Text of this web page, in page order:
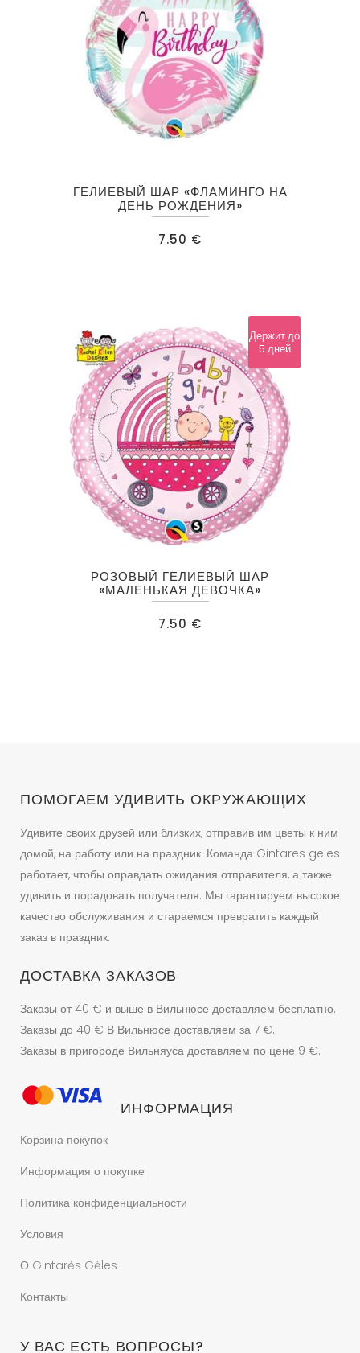
ГЕЛИЕВЫЙ ШАР «ФЛАМИНГО НА
ДЕНЬ РОЖДЕНИЯ»
7.50 €
РОЗОВЫЙ ГЕЛИЕВЫЙ ШАР
«МАЛЕНЬКАЯ ДЕВОЧКА»
7.50 €
Держит до
5 дней
ПОМОГАЕМ УДИВИТЬ ОКРУЖАЮЩИХ
Удивите своих друзей или близких, отправив им цветы к ним
домой, на работу или на праздник! Команда Gintares geles
работает, чтобы оправдать ожидания отправителя, а также
удивить и порадовать получателя. Мы гарантируем высокое
качество обслуживания и стараемся превратить каждый
заказ в праздник.
ДОСТАВКА ЗАКАЗОВ
Заказы от 40 € и выше в Вильнюсе доставляем бесплатно.
Заказы до 40 € В Вильнюсе доставляем за 7 €..
Заказы в пригороде Вильняуса доставляем по цене 9 €.
ИНФОРМАЦИЯ
Корзина покупок
Информация о покупке
Политика конфиденциальности
Условия
О Gintarės Gėles
Контакты
У ВАС ЕСТЬ ВОПРОСЫ?